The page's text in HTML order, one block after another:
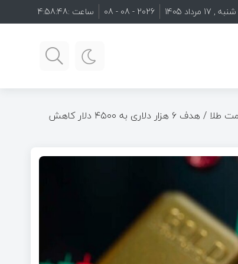
شنبه , 17 مرداد 1405 2026 - 08 - 08 ساعت :4:58:49
پیش‌بینی جدید غول بانکی درباره قیمت طلا / هدف ۶ هزار دلاری به ۴۵۰۰ دلار کاهش